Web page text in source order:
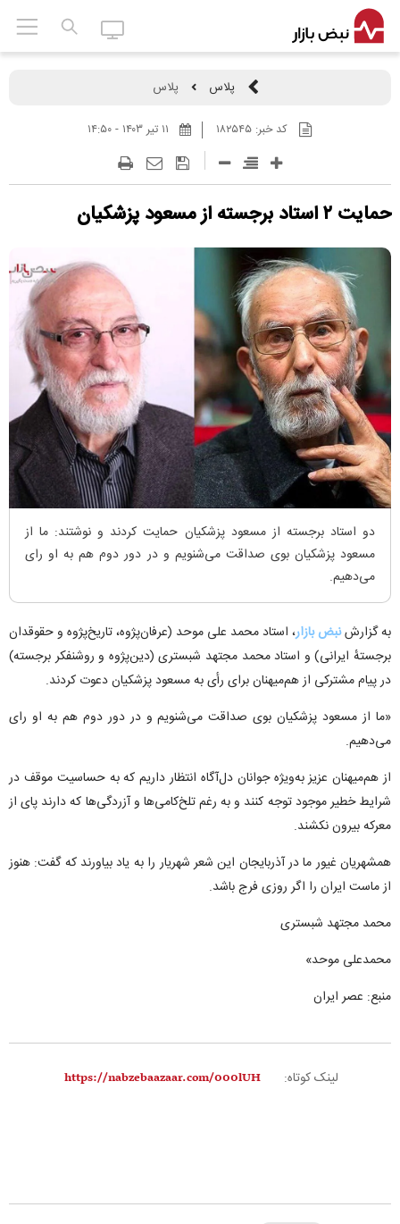
پلاس پلاس
کد خبر: ۱۸۲۵۴۵
حمایت ۲ استاد برجسته از مسعود پزشکیان
دو استاد برجسته از مسعود پزشکیان حمایت کردند و نوشتند: ما از
مسعود پزشکیان بوی صداقت می‌شنویم و در دور دوم هم به او رای
می‌دهیم.
به گزارشنبض بازار، استاد محمد علی موحد (عرفان‌پژوه، تاریخ‌پژوه و حقوقدان
برجستهٔ ایرانی) و استاد محمد مجتهد شبستری (دین‌پژوه و روشنفکر برجسته)
در پیام مشترکی از هم‌میهنان برای رأی به مسعود پزشکیان دعوت کردند.
«ما از مسعود پزشکیان بوی صداقت می‌شنویم و در دور دوم هم به او رای
می‌دهیم.
از هم‌میهنان عزیز به‌ویژه جوانان دل‌آگاه انتظار داریم که به حساسیت موقف در
شرایط خطیر موجود توجه کنند و به رغم تلخ‌کامی‌ها و آزردگی‌ها که دارند پای از
معرکه بیرون نکشند.
همشهریان غیور ما در آذربایجان این شعر شهریار را به یاد بیاورند که گفت: هنوز
از ماست ایران را اگر روزی فرج باشد.
محمد مجتهد شبستری
محمدعلی موحد»
منبع: عصر ایران
لینک کوتاه: